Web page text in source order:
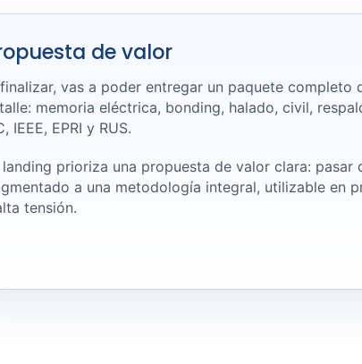
de valor
vas a poder entregar un paquete completo
memoria eléctrica, bonding, halado, civil,
IEEE, EPRI y RUS.
landing prioriza una propuesta de valor clara: pasar
a una metodología integral, utilizable en
tensión.